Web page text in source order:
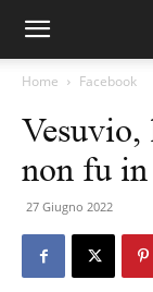
Home Facebook
Vesuvio,
non fu in
27 Giugno 2022